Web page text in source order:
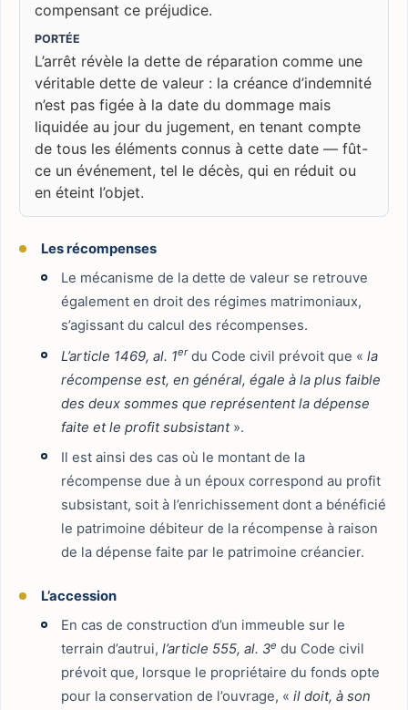
compensant ce préjudice.
PORTÉE
L’arrêt révèle la dette de réparation comme une
véritable dette de valeur : la créance d’indemnité
n’est pas figée à la date du dommage mais
liquidée au jour du jugement, en tenant compte
de tous les éléments connus à cette date — fût-
ce un événement, tel le décès, qui en réduit ou
en éteint l’objet.
Les récompenses
Le mécanisme de la dette de valeur se retrouve
également en droit des régimes matrimoniaux,
s’agissant du calcul des récompenses.
L’article 1469, al. 1erdu Code civil prévoit que «la
récompense est, en général, égale à la plus faible
des deux sommes que représentent la dépense
faite et le profit subsistant».
Il est ainsi des cas où le montant de la
récompense due à un époux correspond au profit
subsistant, soit à l’enrichissement dont a bénéficié
le patrimoine débiteur de la récompense à raison
de la dépense faite par le patrimoine créancier.
L’accession
En cas de construction d’un immeuble sur le
terrain d’autrui,l’article 555, al. 3e du Code civil
prévoit que, lorsque le propriétaire du fonds opte
pour la conservation de l’ouvrage, «il doit, à son